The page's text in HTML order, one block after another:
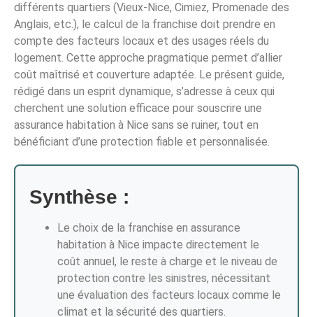
différents quartiers (Vieux-Nice, Cimiez, Promenade des
Anglais, etc.), le calcul de la franchise doit prendre en
compte des facteurs locaux et des usages réels du
logement. Cette approche pragmatique permet d’allier
coût maîtrisé et couverture adaptée. Le présent guide,
rédigé dans un esprit dynamique, s’adresse à ceux qui
cherchent une solution efficace pour souscrire une
assurance habitation à Nice sans se ruiner, tout en
bénéficiant d’une protection fiable et personnalisée.
Synthèse :
Le choix de la franchise en assurance
habitation à Nice impacte directement le
coût annuel, le reste à charge et le niveau de
protection contre les sinistres, nécessitant
une évaluation des facteurs locaux comme le
climat et la sécurité des quartiers.